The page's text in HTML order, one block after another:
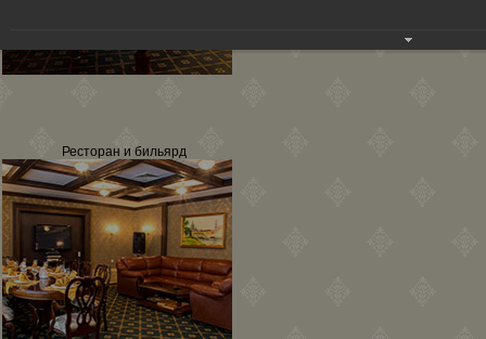
Ресторан и бильярд